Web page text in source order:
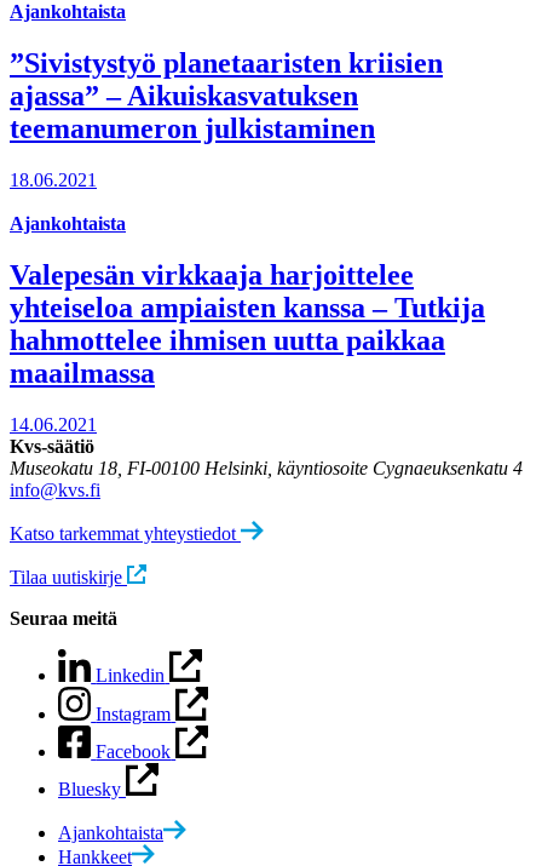
Ajankohtaista
”Sivistystyö planetaaristen kriisien
ajassa” – Aikuiskasvatuksen
teemanumeron julkistaminen
18.06.2021
Ajankohtaista
Valepesän virkkaaja harjoittelee
yhteiseloa ampiaisten kanssa – Tutkija
hahmottelee ihmisen uutta paikkaa
maailmassa
14.06.2021
Kvs-säätiö
Museokatu 18, FI-00100 Helsinki, käyntiosoite Cygnaeuksenkatu 4
info@kvs.fi
Katso tarkemmat yhteystiedot
Tilaa uutiskirje
Seuraa meitä
Linkedin
Instagram
Facebook
Bluesky
Ajankohtaista
Hankkeet